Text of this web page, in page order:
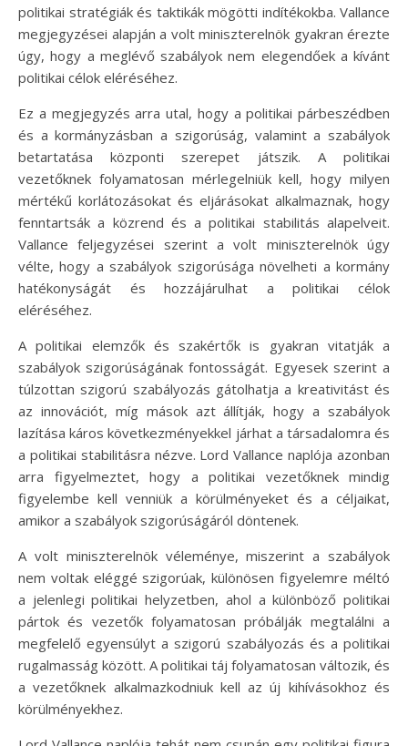
politikai stratégiák és taktikák mögötti indítékokba. Vallance
megjegyzései alapján a volt miniszterelnök gyakran érezte
úgy, hogy a meglévő szabályok nem elegendőek a kívánt
politikai célok eléréséhez.
Ez a megjegyzés arra utal, hogy a politikai párbeszédben
és a kormányzásban a szigorúság, valamint a szabályok
betartatása központi szerepet játszik. A politikai
vezetőknek folyamatosan mérlegelniük kell, hogy milyen
mértékű korlátozásokat és eljárásokat alkalmaznak, hogy
fenntartsák a közrend és a politikai stabilitás alapelveit.
Vallance feljegyzései szerint a volt miniszterelnök úgy
vélte, hogy a szabályok szigorúsága növelheti a kormány
hatékonyságát és hozzájárulhat a politikai célok
eléréséhez.
A politikai elemzők és szakértők is gyakran vitatják a
szabályok szigorúságának fontosságát. Egyesek szerint a
túlzottan szigorú szabályozás gátolhatja a kreativitást és
az innovációt, míg mások azt állítják, hogy a szabályok
lazítása káros következményekkel járhat a társadalomra és
a politikai stabilitásra nézve. Lord Vallance naplója azonban
arra figyelmeztet, hogy a politikai vezetőknek mindig
figyelembe kell venniük a körülményeket és a céljaikat,
amikor a szabályok szigorúságáról döntenek.
A volt miniszterelnök véleménye, miszerint a szabályok
nem voltak eléggé szigorúak, különösen figyelemre méltó
a jelenlegi politikai helyzetben, ahol a különböző politikai
pártok és vezetők folyamatosan próbálják megtalálni a
megfelelő egyensúlyt a szigorú szabályozás és a politikai
rugalmasság között. A politikai táj folyamatosan változik, és
a vezetőknek alkalmazkodniuk kell az új kihívásokhoz és
körülményekhez.